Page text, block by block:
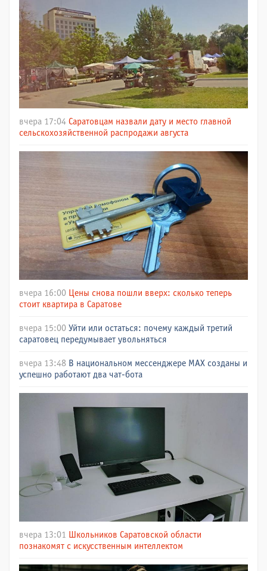
вчера 17:04 Саратовцам назвали дату и место главной
сельскохозяйственной распродажи августа
вчера 16:00 Цены снова пошли вверх: сколько теперь
стоит квартира в Саратове
вчера 15:00 Уйти или остаться: почему каждый третий
саратовец передумывает увольняться
вчера 13:48 В национальном мессенджере МАХ созданы и
успешно работают два чат-бота
вчера 13:01 Школьников Саратовской области
познакомят с искусственным интеллектом